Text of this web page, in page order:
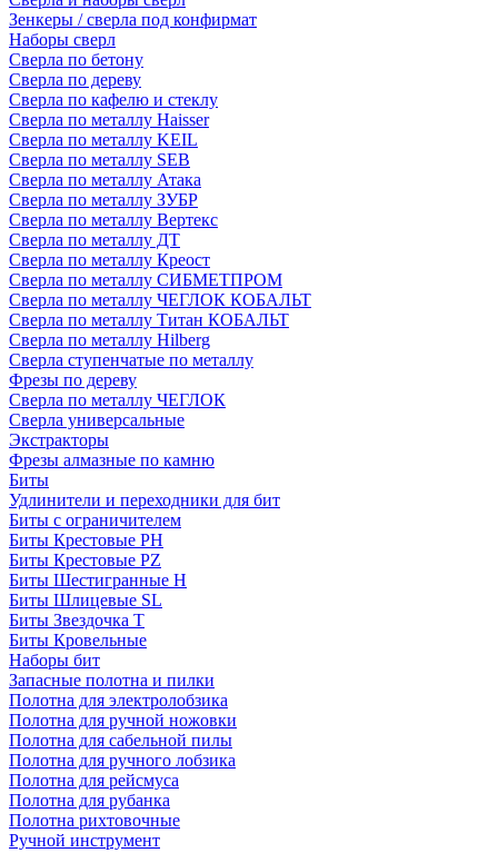
Зенкеры / сверла под конфирмат
Наборы сверл
Сверла по бетону
Сверла по дереву
Сверла по кафелю и стеклу
Сверла по металлу Haisser
Сверла по металлу KEIL
Сверла по металлу SEB
Сверла по металлу Атака
Сверла по металлу ЗУБР
Сверла по металлу Вертекс
Сверла по металлу ДТ
Сверла по металлу Креост
Сверла по металлу СИБМЕТПРОМ
Сверла по металлу ЧЕГЛОК КОБАЛЬТ
Сверла по металлу Титан КОБАЛЬТ
Сверла по металлу Hilberg
Сверла ступенчатые по металлу
Фрезы по дереву
Сверла по металлу ЧЕГЛОК
Сверла универсальные
Экстракторы
Фрезы алмазные по камню
Биты
Удлинители и переходники для бит
Биты с ограничителем
Биты Крестовые PH
Биты Крестовые PZ
Биты Шестигранные H
Биты Шлицевые SL
Биты Звездочка T
Биты Кровельные
Наборы бит
Запасные полотна и пилки
Полотна для электролобзика
Полотна для ручной ножовки
Полотна для сабельной пилы
Полотна для ручного лобзика
Полотна для рейсмуса
Полотна для рубанка
Полотна рихтовочные
Ручной инструмент